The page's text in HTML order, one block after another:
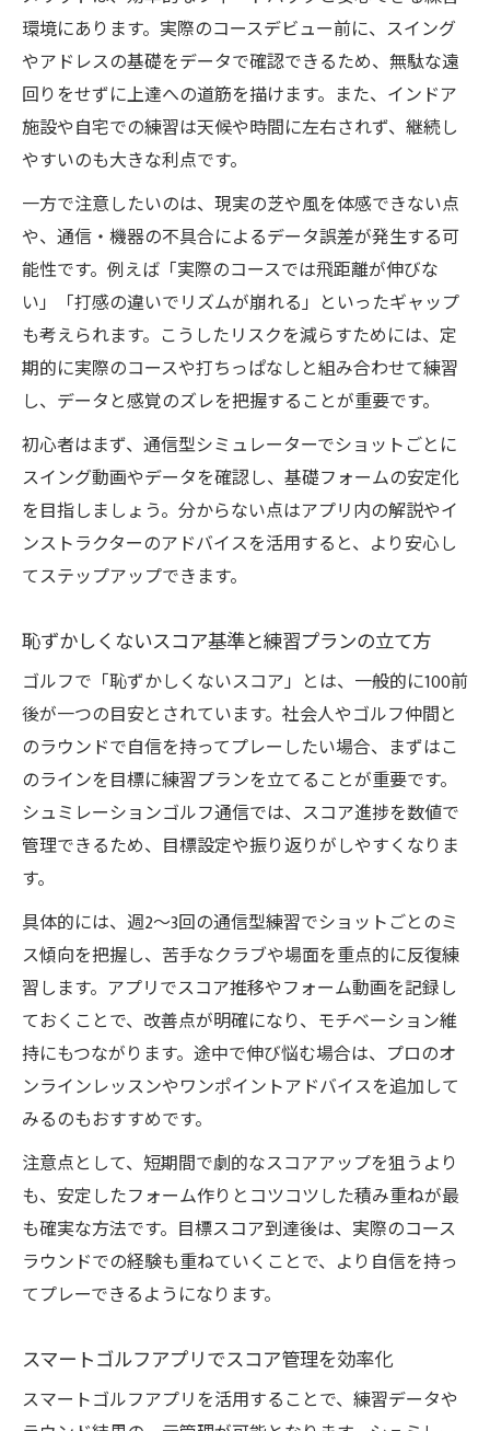
環境にあります。実際のコースデビュー前に、スイング
やアドレスの基礎をデータで確認できるため、無駄な遠
回りをせずに上達への道筋を描けます。また、インドア
施設や自宅での練習は天候や時間に左右されず、継続し
やすいのも大きな利点です。
一方で注意したいのは、現実の芝や風を体感できない点
や、通信・機器の不具合によるデータ誤差が発生する可
能性です。例えば「実際のコースでは飛距離が伸びな
い」「打感の違いでリズムが崩れる」といったギャップ
も考えられます。こうしたリスクを減らすためには、定
期的に実際のコースや打ちっぱなしと組み合わせて練習
し、データと感覚のズレを把握することが重要です。
初心者はまず、通信型シミュレーターでショットごとに
スイング動画やデータを確認し、基礎フォームの安定化
を目指しましょう。分からない点はアプリ内の解説やイ
ンストラクターのアドバイスを活用すると、より安心し
てステップアップできます。
恥ずかしくないスコア基準と練習プランの立て方
ゴルフで「恥ずかしくないスコア」とは、一般的に100前
後が一つの目安とされています。社会人やゴルフ仲間と
のラウンドで自信を持ってプレーしたい場合、まずはこ
のラインを目標に練習プランを立てることが重要です。
シュミレーションゴルフ通信では、スコア進捗を数値で
管理できるため、目標設定や振り返りがしやすくなりま
す。
具体的には、週2～3回の通信型練習でショットごとのミ
ス傾向を把握し、苦手なクラブや場面を重点的に反復練
習します。アプリでスコア推移やフォーム動画を記録し
ておくことで、改善点が明確になり、モチベーション維
持にもつながります。途中で伸び悩む場合は、プロのオ
ンラインレッスンやワンポイントアドバイスを追加して
みるのもおすすめです。
注意点として、短期間で劇的なスコアアップを狙うより
も、安定したフォーム作りとコツコツした積み重ねが最
も確実な方法です。目標スコア到達後は、実際のコース
ラウンドでの経験も重ねていくことで、より自信を持っ
てプレーできるようになります。
スマートゴルフアプリでスコア管理を効率化
スマートゴルフアプリを活用することで、練習データや